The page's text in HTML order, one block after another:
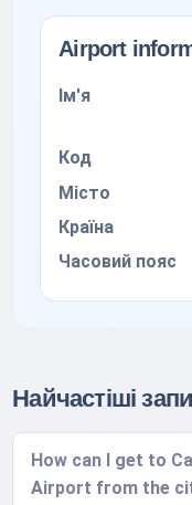
Airport
Ім'я
Код
Місто
Країна
Часовий пояс
Найчастіші
How can I get to
Airport from the